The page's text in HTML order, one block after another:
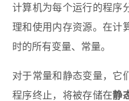
计算机为每个运行的程序
理和使用内存资源。在计
时的所有变量、常量。
对于常量和静态变量，它
程序终止，将被存储在静